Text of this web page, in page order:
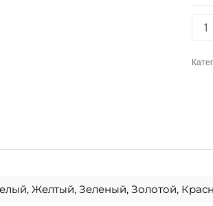
Желтый, Зеленый, Золотой,